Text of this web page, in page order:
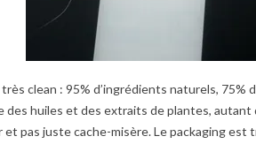
très clean : 95% d’ingrédients naturels, 75%
huiles et des extraits de plantes, autant
pas juste cache-misère. Le packaging est